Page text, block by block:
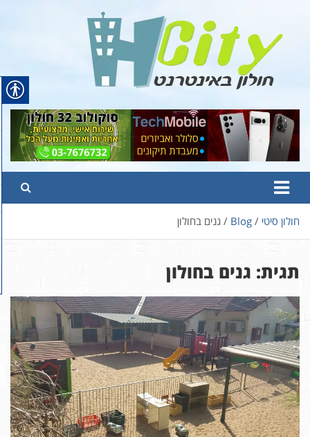
content
Hcity – חולון באינטרנט
פורטל החדשות והמידע של חולון
חולון סיטי Blog גנים בחולון
תגית: גנים בחולון